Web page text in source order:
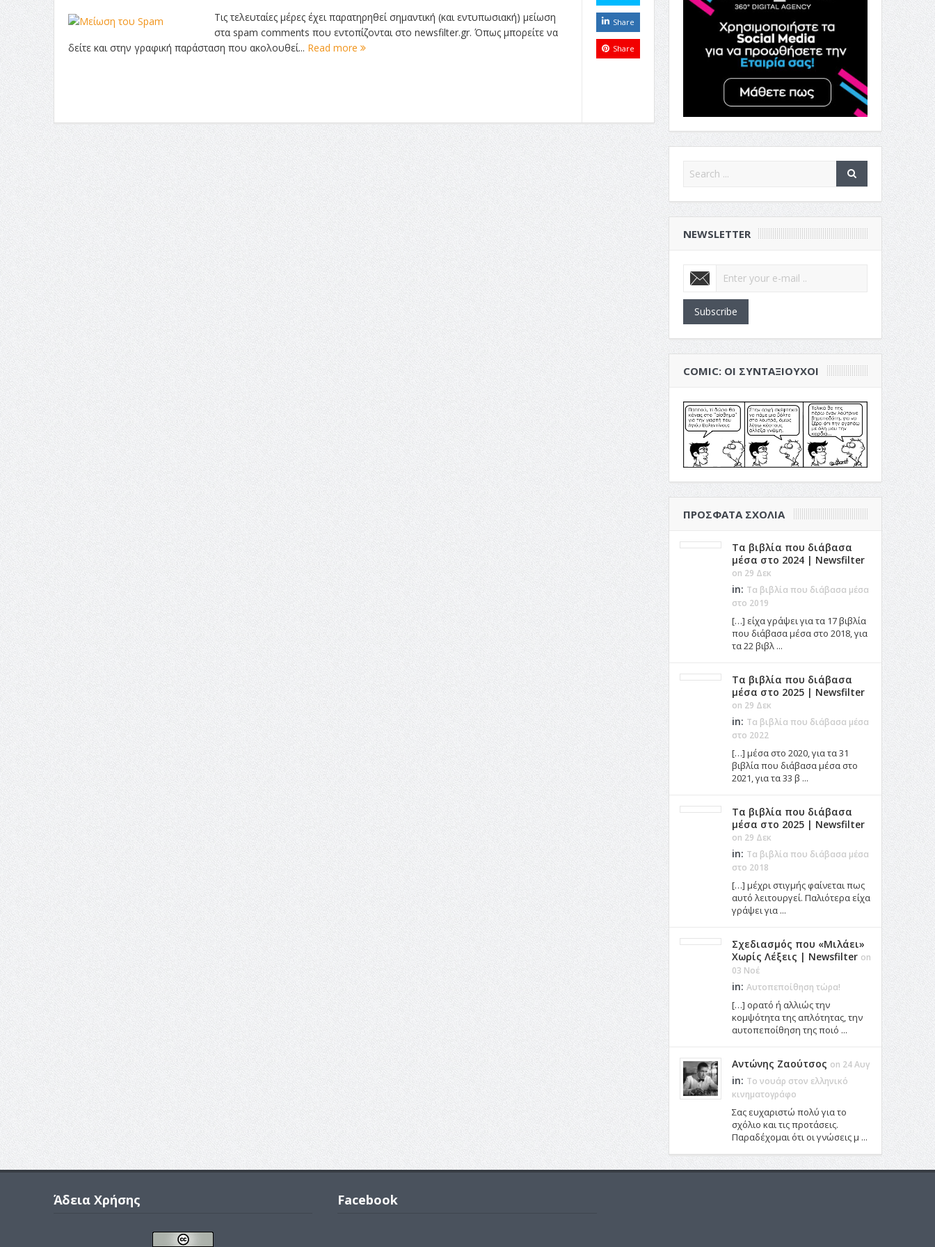
Τις τελευταίες μέρες έχει παρατηρηθεί σημαντική (και εντυπωσιακή) μείωση
στα spam comments που εντοπίζονται στο newsfilter.gr. Όπως μπορείτε να
δείτε και στην γραφική παράσταση που ακολουθεί... Read more
Share
Share
NEWSLETTER
Subscribe
COMIC: ΟΙ ΣΥΝΤΑΞΙΟΎΧΟΙ
ΠΡΌΣΦΑΤΑ ΣΧΌΛΙΑ
Τα βιβλία που διάβασα
μέσα στο 2024 | Newsfilter
on 29 Δεκ
in: Τα βιβλία που διάβασα μέσα
στο 2019
[…] είχα γράψει για τα 17 βιβλία
που διάβασα μέσα στο 2018, για
τα 22 βιβλ ...
Τα βιβλία που διάβασα
μέσα στο 2025 | Newsfilter
on 29 Δεκ
in: Τα βιβλία που διάβασα μέσα
στο 2022
[…] μέσα στο 2020, για τα 31
βιβλία που διάβασα μέσα στο
2021, για τα 33 β ...
Τα βιβλία που διάβασα
μέσα στο 2025 | Newsfilter
on 29 Δεκ
in: Τα βιβλία που διάβασα μέσα
στο 2018
[…] μέχρι στιγμής φαίνεται πως
αυτό λειτουργεί. Παλιότερα είχα
γράψει για ...
Σχεδιασμός που «Μιλάει»
Χωρίς Λέξεις | Newsfilter on
03 Νοέ
in: Αυτοπεποίθηση τώρα!
[…] ορατό ή αλλιώς την
κομψότητα της απλότητας, την
αυτοπεποίθηση της ποιό ...
Αντώνης Ζαούτσος on 24 Αυγ
in: Το νουάρ στον ελληνικό
κινηματογράφο
Σας ευχαριστώ πολύ για το
σχόλιο και τις προτάσεις.
Παραδέχομαι ότι οι γνώσεις μ ...
Άδεια Χρήσης Facebook